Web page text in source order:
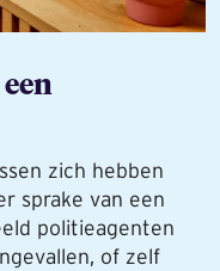
zich hebben
sprake van een
politieagenten
of zelf